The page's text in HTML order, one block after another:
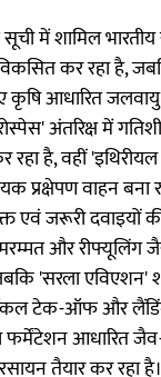
में शामिल भारतीय
कर रहा है,
आधारित
अंतरिक्ष में
रहा है, वहीं
प्रक्षेपण वाहन बना
एवं जरूरी दवाइयों
और रीफ्यूलिंग
'सरला एविएशन'
टेक-ऑफ और लैंडिंग
फर्मेंटेशन आधारित
तैयार कर रहा है।